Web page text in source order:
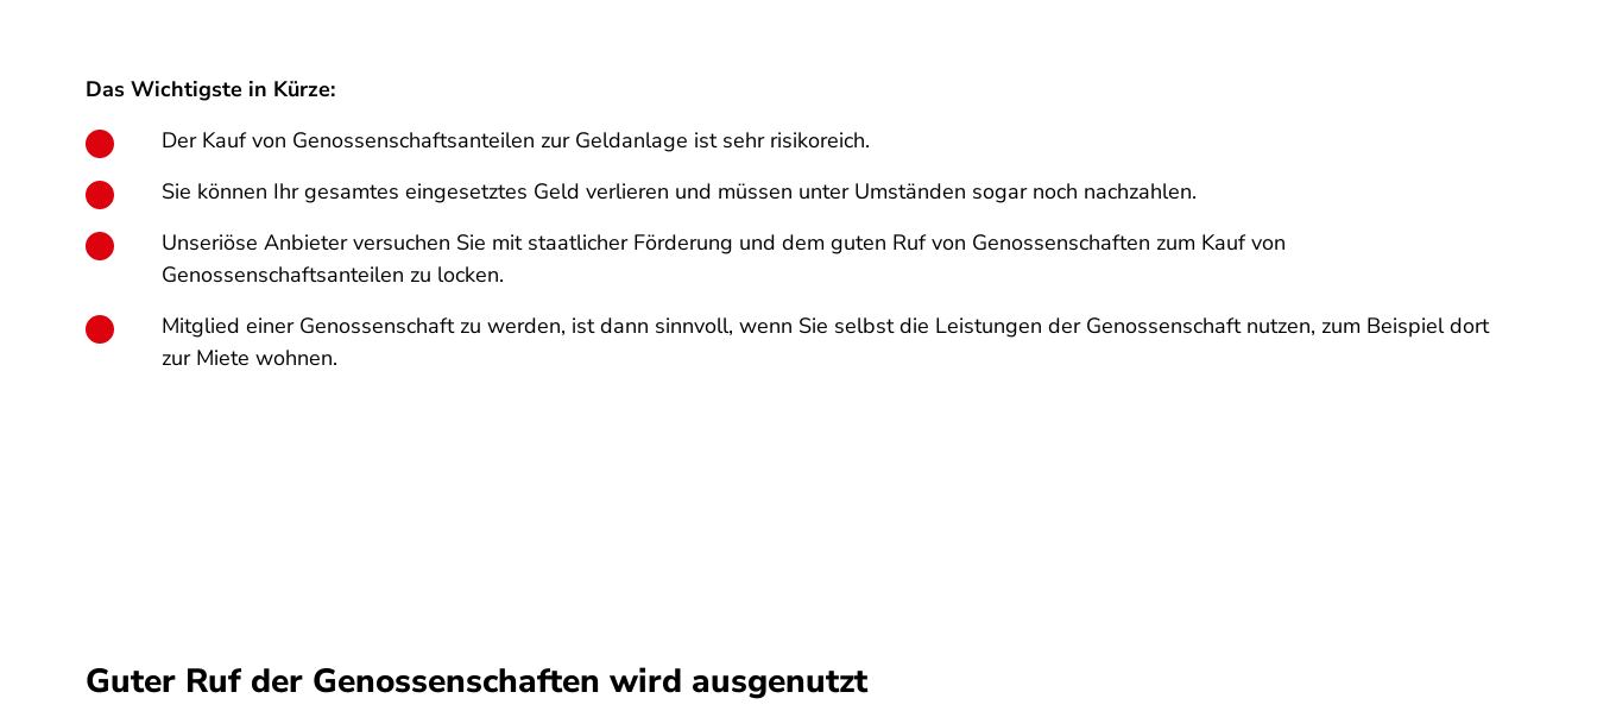
Das Wichtigste in Kürze:
Der Kauf von Genossenschaftsanteilen zur Geldanlage ist sehr risikoreich.
Sie können Ihr gesamtes eingesetztes Geld verlieren und müssen unter Umständen sogar noch nachzahlen.
Unseriöse Anbieter versuchen Sie mit staatlicher Förderung und dem guten Ruf von Genossenschaften zum Kauf von
Genossenschaftsanteilen zu locken.
Mitglied einer Genossenschaft zu werden, ist dann sinnvoll, wenn Sie selbst die Leistungen der Genossenschaft nutzen, zum Beispiel dort
zur Miete wohnen.
Guter Ruf der Genossenschaften wird ausgenutzt